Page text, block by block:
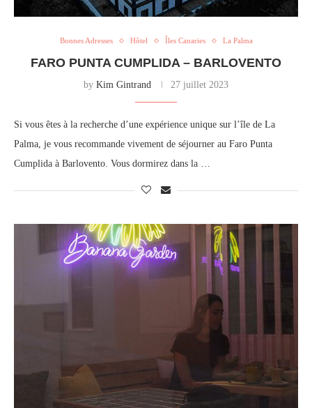
Bonnes Adresses Hôtel Îles Canaries La Palma
FARO PUNTA CUMPLIDA – BARLOVENTO
by Kim Gintrand 27 juillet 2023
Si vous êtes à la recherche d’une expérience unique sur l’île de La
Palma, je vous recommande vivement de séjourner au Faro Punta
Cumplida à Barlovento. Vous dormirez dans la …